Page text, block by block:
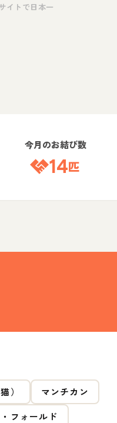
イトで日本一
今月のお結び数
14匹
）
マンチカン
フォールド